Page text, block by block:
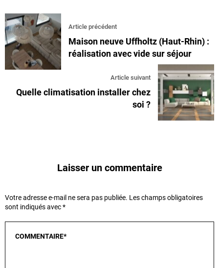
Article précédent
Maison neuve Uffholtz (Haut-Rhin) :
réalisation avec vide sur séjour
Article suivant
Quelle climatisation installer chez
soi ?
Laisser un commentaire
Votre adresse e-mail ne sera pas publiée. Les champs obligatoires
sont indiqués avec*